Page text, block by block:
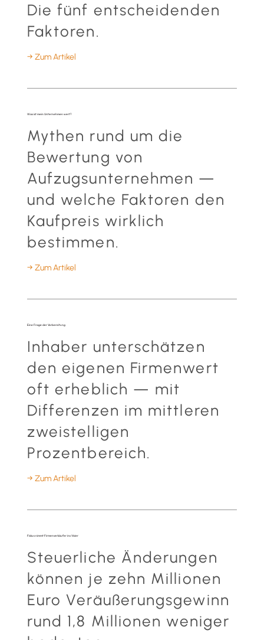
Die fünf entscheidenden
Faktoren.
→ Zum Artikel
Was ist mein Unternehmen wert?
Mythen rund um die
Bewertung von
Aufzugsunternehmen —
und welche Faktoren den
Kaufpreis wirklich
bestimmen.
→ Zum Artikel
Eine Frage der Vorbereitung
Inhaber unterschätzen
den eigenen Firmenwert
oft erheblich — mit
Differenzen im mittleren
zweistelligen
Prozentbereich.
→ Zum Artikel
Fiskus nimmt Firmenverkäufer ins Visier
Steuerliche Änderungen
können je zehn Millionen
Euro Veräußerungsgewinn
rund 1,8 Millionen weniger